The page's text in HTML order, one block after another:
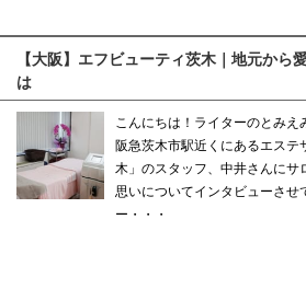
【大阪】エフビューティ茨木｜地元から
は
こんにちは！ライターのとみ
阪急茨木市駅近くにあるエステ
木」のスタッフ、中井さんにサ
思いについてインタビューさせ
ー・・・